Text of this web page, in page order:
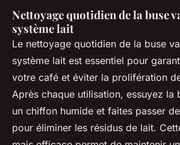
Nettoyage quotidien de la buse
système lait
Le nettoyage quotidien de la buse
système lait est essentiel pour
votre café et éviter la prolifération
Après chaque utilisation, essuyez la
un chiffon humide et faites passer
pour éliminer les résidus de lait.